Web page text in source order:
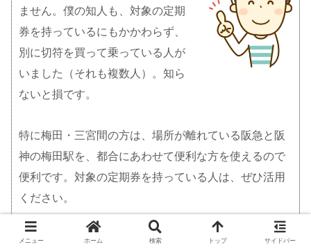
ません。僕の知人も、対象の定期
券を持っているにもかかわらず、
別に切符を買って乗っている人が
いました（それも複数人）。知ら
ないと損です。
特に梅田・三宮間の方は、場所が離れている阪急と阪
神の梅田駅を、都合にあわせて便利な方を使えるので
便利です。対象の定期券を持っている人は、ぜひ活用
ください。
メニュー ホーム 検索 トップ サイドバー